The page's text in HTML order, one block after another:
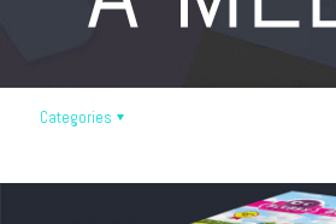
Categories